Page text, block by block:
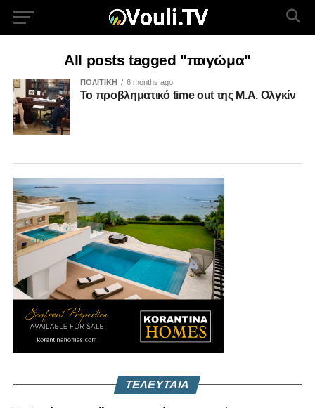
All posts tagged "παγώμα"
ΠΟΛΙΤΙΚΗ 6 months ago
Το προβληματικό time out της Μ.Α. Ολγκίν
ΤΕΛΕΥΤΑΙΑ